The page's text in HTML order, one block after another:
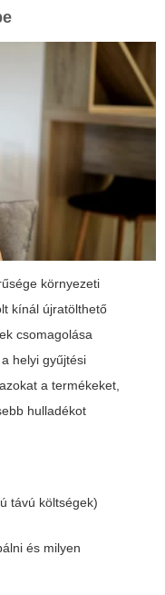
környezeti
kínál újratölthető
csomagolása
helyi gyűjtési
a termékeket,
hulladékot
távú költségek)
és milyen